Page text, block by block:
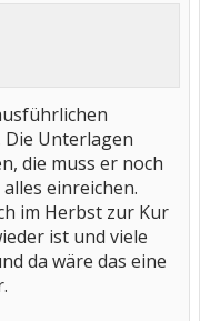
Unterlagen
die muss er noch
einreichen.
im Herbst zur Kur
ist und viele
da wäre das eine